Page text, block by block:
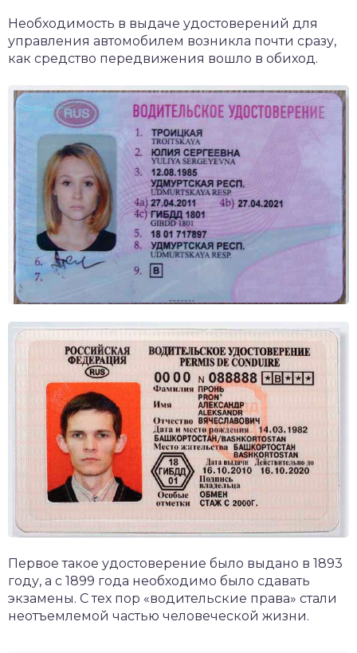
Необходимость в выдаче удостоверений для
управления автомобилем возникла почти сразу,
как средство передвижения вошло в обиход.
Первое такое удостоверение было выдано в 1893
году, а с 1899 года необходимо было сдавать
экзамены. С тех пор «водительские права» стали
неотъемлемой частью человеческой жизни.